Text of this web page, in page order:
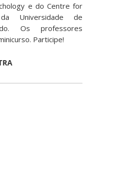
e do Centre for
Universidade de
Os professores
Participe!